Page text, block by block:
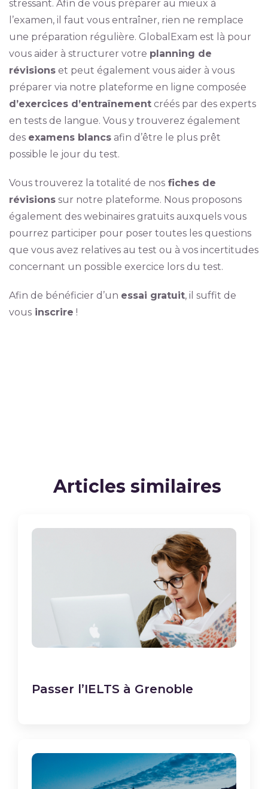
stressant. Afin de vous préparer au mieux à
l’examen, il faut vous entraîner, rien ne remplace
une préparation régulière. GlobalExam est là pour
vous aider à structurer votre planning de
révisionset peut également vous aider à vous
préparer via notre plateforme en ligne composée
d’exercices d’entraînementcréés par des experts
en tests de langue. Vous y trouverez également
des examens blancsafin d’être le plus prêt
possible le jour du test.
Vous trouverez la totalité de nosfiches de
révisionssur notre plateforme. Nous proposons
également des webinaires gratuits auxquels vous
pourrez participer pour poser toutes les questions
que vous avez relatives au test ou à vos incertitudes
concernant un possible exercice lors du test.
Afin de bénéficier d’un essai gratuit, il suffit de
vousinscrire !
Articles similaires
Passer l’IELTS à Grenoble